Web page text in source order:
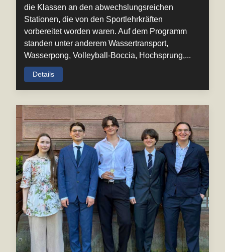
die Klassen an den abwechslungsreichen
Stationen, die von den Sportlehrkräften
vorbereitet worden waren. Auf dem Programm
standen unter anderem Wassertransport,
Wasserpong, Volleyball-Boccia, Hochsprung,...
Details